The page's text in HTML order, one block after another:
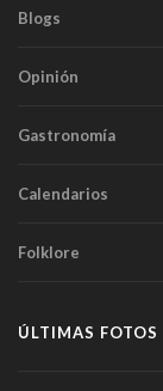
Blogs
Opinión
Gastronomía
Calendarios
Folklore
ÚLTIMAS FOTOS